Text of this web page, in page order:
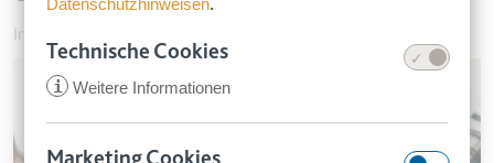
Datenschutzhinweisen.
Technische Cookies
i Weitere Informationen
Internet & Telekommunikation
Image